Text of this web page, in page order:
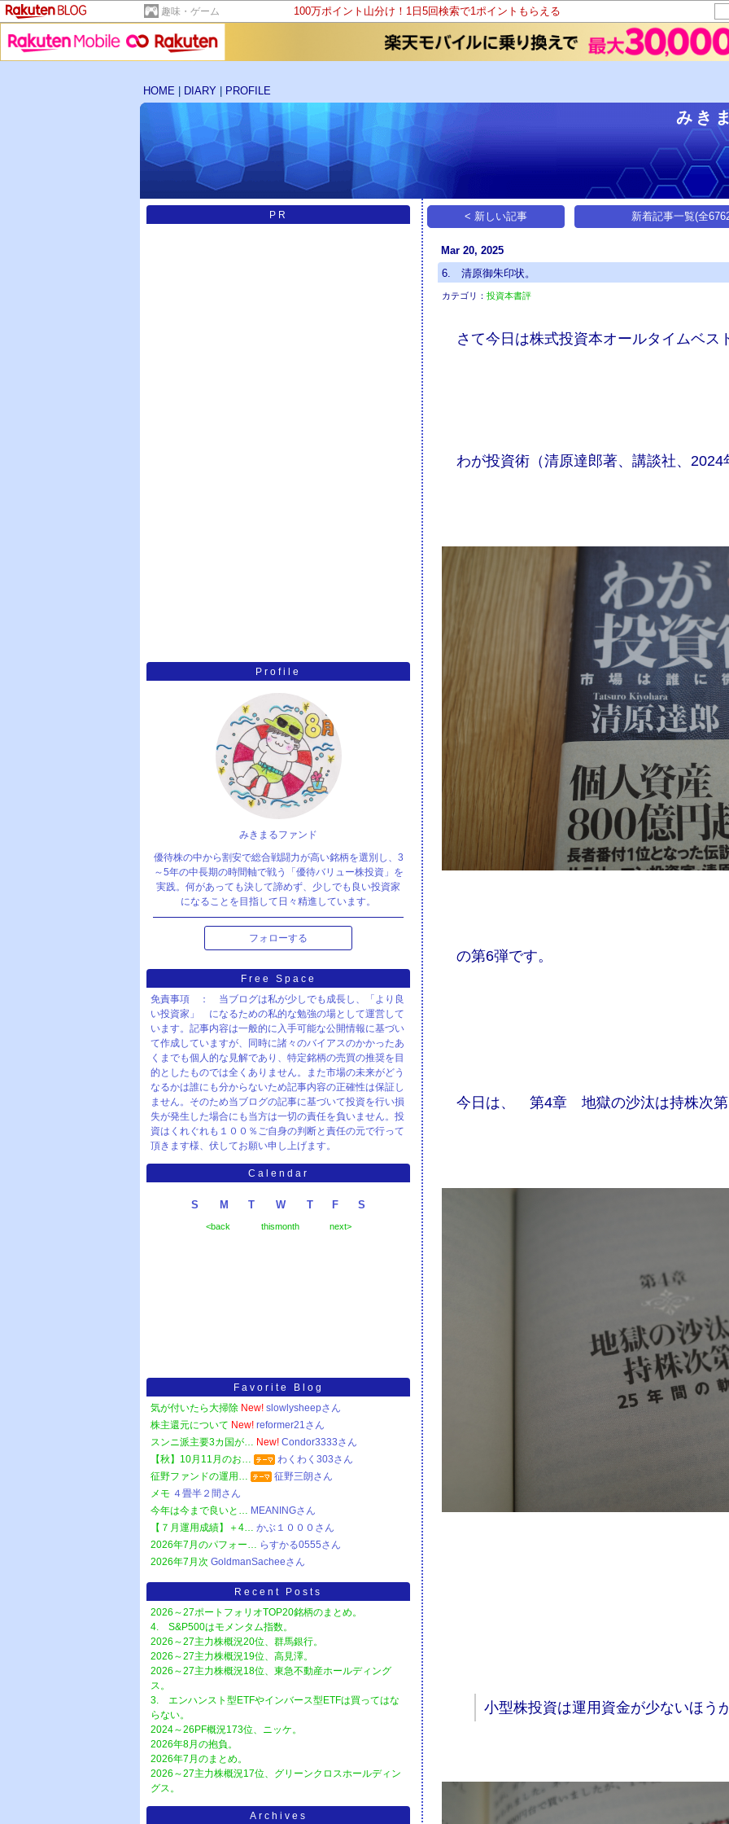
趣味・ゲーム 100万ポイント山分け！1日5回検索で1ポイントもらえる
HOME DIARY PROFILE
みき
PR
Profile
みきまるファンド
優待株の中から割安で総合戦闘力が高い銘柄を選別し、3
～5年の中長期の時間軸で戦う「優待バリュー株投資」を
実践。何があっても決して諦めず、少しでも良い投資家
になることを目指して日々精進しています。
フォローする
Free Space
免責事項 ： 当ブログは私が少しでも成長し、「より良
い投資家」 になるための私的な勉強の場として運営して
います。記事内容は一般的に入手可能な公開情報に基づい
て作成していますが、同時に諸々のバイアスのかかったあ
くまでも個人的な見解であり、特定銘柄の売買の推奨を目
的としたものでは全くありません。また市場の未来がどう
なるかは誰にも分からないため記事内容の正確性は保証し
ません。そのため当ブログの記事に基づいて投資を行い損
失が発生した場合にも当方は一切の責任を負いません。投
資はくれぐれも１００％ご自身の判断と責任の元で行って
頂きます様、伏してお願い申し上げます。
Calendar
S M T W T F S
<back thismonth next>
Favorite Blog
気が付いたら大掃除 New! slowlysheepさん
株主還元について New! reformer21さん
スンニ派主要3カ国が… New! Condor3333さん
【秋】10月11月のお…
わくわく303さん
征野ファンドの運用…
征野三朗さん
メモ ４畳半２間さん
今年は今まで良いと… MEANINGさん
【７月運用成績】＋4… かぶ１０００さん
2026年7月のパフォー… らすかる0555さん
2026年7月次 GoldmanSacheeさん
Recent Posts
2026～27ポートフォリオTOP20銘柄のまとめ。
4. S&P500はモメンタム指数。
2026～27主力株概況20位、群馬銀行。
2026～27主力株概況19位、高見澤。
2026～27主力株概況18位、東急不動産ホールディング
ス。
3. エンハンスト型ETFやインバース型ETFは買ってはな
らない。
2024～26PF概況173位、ニッケ。
2026年8月の抱負。
2026年7月のまとめ。
2026～27主力株概況17位、グリーンクロスホールディン
グス。
Archives
< 新しい記事 新着記事一覧(全
Mar 20, 2025
6. 清原御朱印状。
カテゴリ：投資本書評
さて今日は株式投資本オールタイムベス
わが投資術（清原達郎著、講談社、2024
の第6弾です。
今日は、 第4章 地獄の沙汰は持株次
小型株投資は運用資金が少ないほう